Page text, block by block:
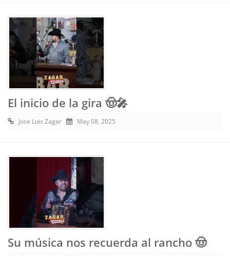
El inicio de la gira 🤠🎤
Jose Luis Zagar May 08, 2025
Su música nos recuerda al rancho 🤠